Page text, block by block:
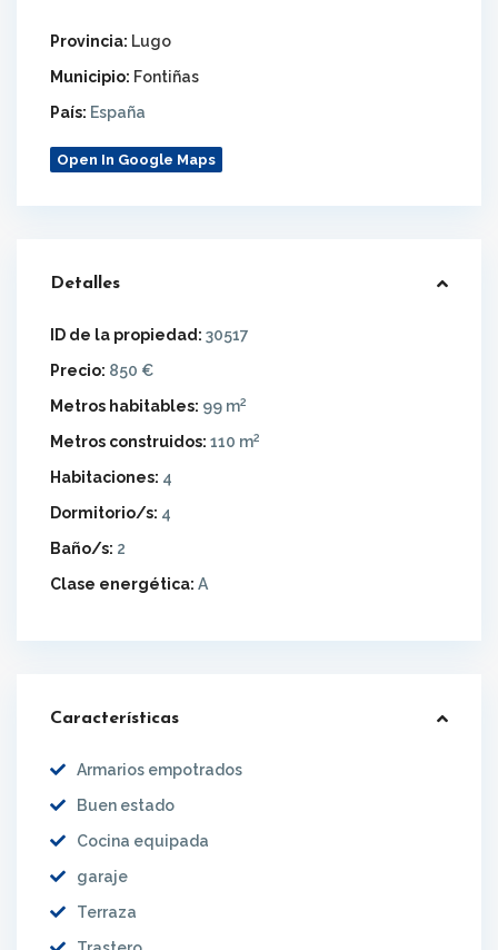
Provincia: Lugo
Municipio: Fontiñas
País: España
Open In Google Maps
Detalles
ID de la propiedad: 30517
Precio: 850 €
Metros habitables: 99 m2
Metros construidos: 110 m2
Habitaciones: 4
Dormitorio/s: 4
Baño/s: 2
Clase energética: A
Características
Armarios empotrados
Buen estado
Cocina equipada
garaje
Terraza